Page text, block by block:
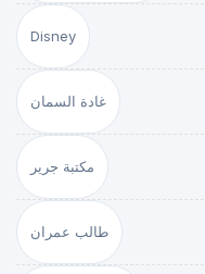
Disney
غادة السمان
مكتبة جرير
طالب عمران